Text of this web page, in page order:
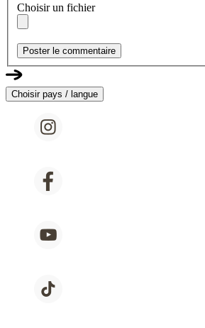
Choisir un fichier
Poster le commentaire
Choisir pays / langue